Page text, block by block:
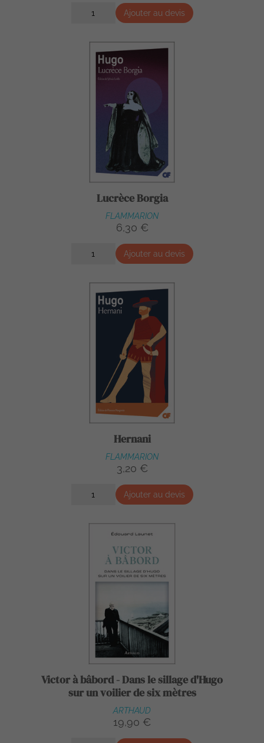
Ajouter au devis
Lucrèce Borgia
FLAMMARION
6,30 €
Ajouter au devis
Hernani
FLAMMARION
3,20 €
Ajouter au devis
Victor à bâbord - Dans le sillage d'Hugo
sur un voilier de six mètres
ARTHAUD
19,90 €